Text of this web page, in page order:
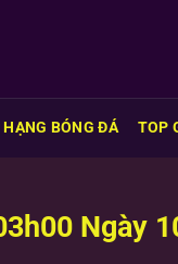
HẠNG BÓNG ĐÁ TOP
Ngày